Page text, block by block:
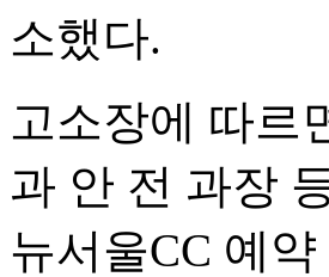
소했다.
고소장에 따르
과 안 전 과장
뉴서울CC 예